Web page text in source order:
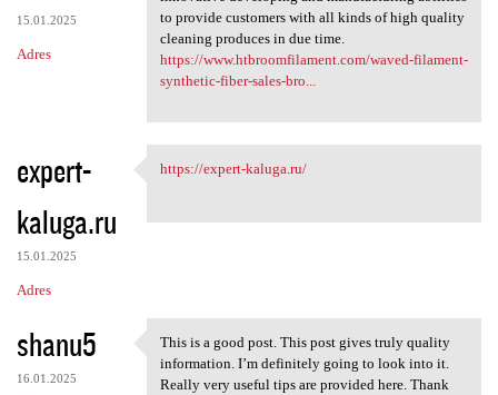
15.01.2025
Adres
to provide customers with all kinds of high quality
cleaning produces in due time.
https://www.htbroomfilament.com/waved-filament-
synthetic-fiber-sales-bro...
expert-
kaluga.ru
15.01.2025
Adres
https://expert-kaluga.ru/
https://expert-kaluga.ru/
shanu5
16.01.2025
This is a good post. This
This is a good post. This post gives truly quality
information. I’m definitely going to look into it.
Really very useful tips are provided here. Thank